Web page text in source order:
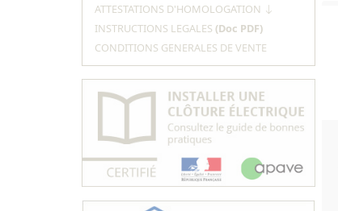
ATTESTATIONS D'HOMOLOGATION
INSTRUCTIONS LEGALES (Doc PDF)
CONDITIONS GENERALES DE VENTE